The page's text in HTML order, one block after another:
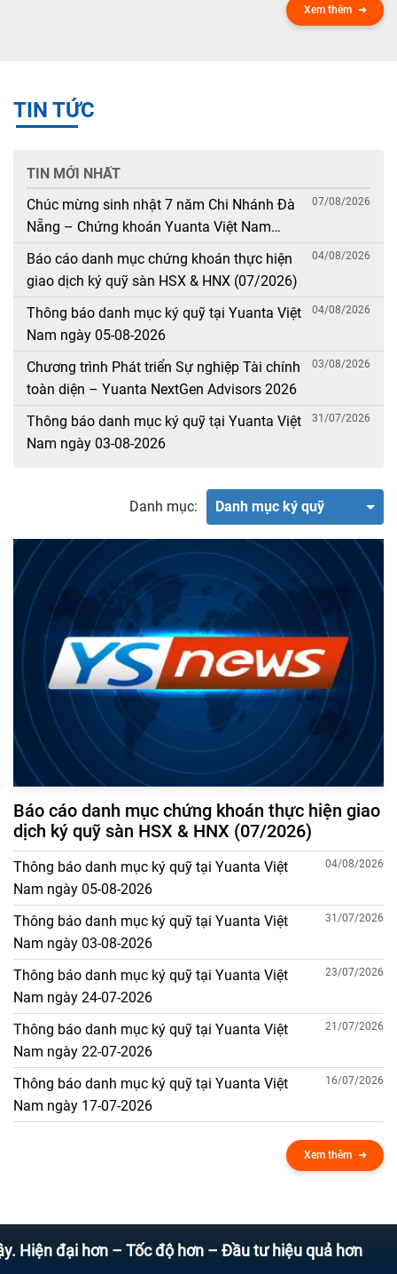
Xem thêm
TIN TỨC
TIN MỚI NHẤT
Chúc mừng sinh nhật 7 năm Chi Nhánh Đà
Nẵng – Chứng khoán Yuanta Việt Nam
(08/08/2019 – 08/08/2026)
07/08/2026
Báo cáo danh mục chứng khoán thực hiện
giao dịch ký quỹ sàn HSX & HNX (07/2026)
04/08/2026
Thông báo danh mục ký quỹ tại Yuanta Việt
Nam ngày 05-08-2026
04/08/2026
Chương trình Phát triển Sự nghiệp Tài chính
toàn diện – Yuanta NextGen Advisors 2026
03/08/2026
Thông báo danh mục ký quỹ tại Yuanta Việt
Nam ngày 03-08-2026
31/07/2026
Danh mục: Danh mục ký quỹ
Báo cáo danh mục chứng khoán thực hiện giao
dịch ký quỹ sàn HSX & HNX (07/2026)
Thông báo danh mục ký quỹ tại Yuanta Việt
Nam ngày 05-08-2026
04/08/2026
Thông báo danh mục ký quỹ tại Yuanta Việt
Nam ngày 03-08-2026
31/07/2026
Thông báo danh mục ký quỹ tại Yuanta Việt
Nam ngày 24-07-2026
23/07/2026
Thông báo danh mục ký quỹ tại Yuanta Việt
Nam ngày 22-07-2026
21/07/2026
Thông báo danh mục ký quỹ tại Yuanta Việt
Nam ngày 17-07-2026
16/07/2026
Xem thêm
hơn – Tốc độ hơn – Đầu tư hiệu quả hơn